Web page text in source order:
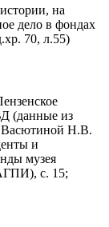
на
дело в фондах
70, л.55)
(данные из
Васютиной Н.В.
и
музея
с. 15;